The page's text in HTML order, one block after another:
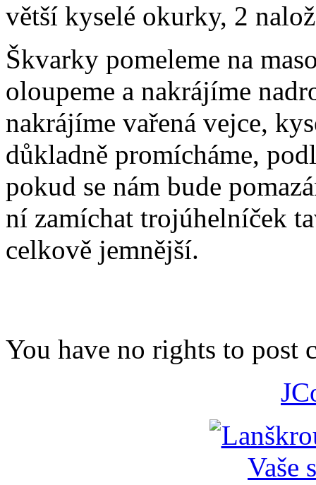
větší kyselé okurky, 2
Škvarky pomeleme na
oloupeme a nakrájíme
nakrájíme vařená vejce,
důkladně promícháme,
pokud se nám bude
ní zamíchat trojúhelníček
celkově jemnější.
You have no rights to post